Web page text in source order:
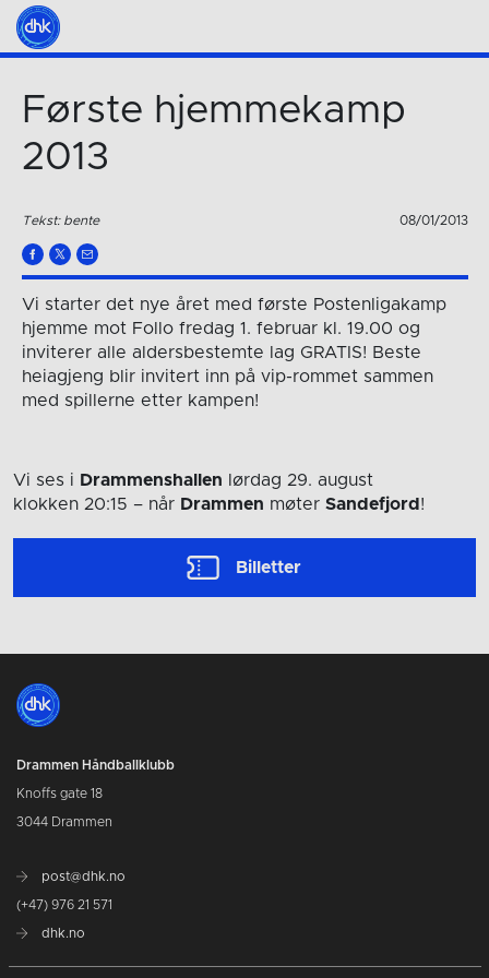
Første hjemmekamp
2013
Tekst: bente 08/01/2013
Vi starter det nye året med første Postenligakamp
hjemme mot Follo fredag 1. februar kl. 19.00 og
inviterer alle aldersbestemte lag GRATIS! Beste
heiagjeng blir invitert inn på vip-rommet sammen
med spillerne etter kampen!
Vi ses i Drammenshallen lørdag 29. august
klokken 20:15 – når Drammen møter Sandefjord !
Billetter
Drammen Håndballklubb
Knoffs gate 18
3044 Drammen
post@dhk.no
(+47) 976 21 571
dhk.no